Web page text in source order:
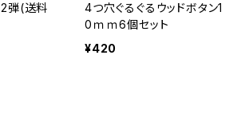
2弾(送料
4つ穴ぐるぐるウッドボタン1
0ｍｍ6個セット
¥420